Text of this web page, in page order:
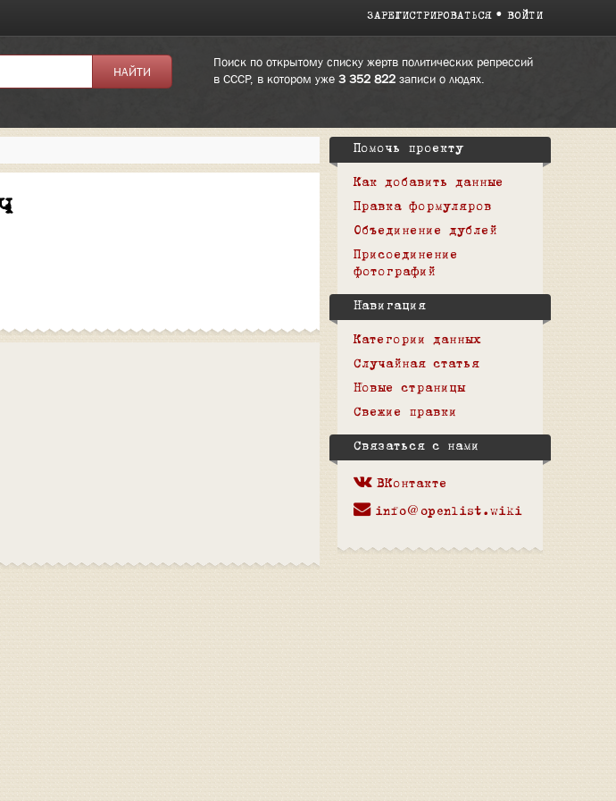
ЗАРЕГИСТРИРОВАТЬСЯ ВОЙТИ
Поиск по открытому списку жертв политических репрессий
в СССР, в котором уже 3 352 822записи о людях.
Помочь проекту
Как добавить данные
Правка формуляров
Объединение дублей
Присоединение
фотографий
Навигация
Категории данных
Случайная статья
Новые страницы
Свежие правки
Связаться с нами
ВКонтакте
info@openlist.wiki